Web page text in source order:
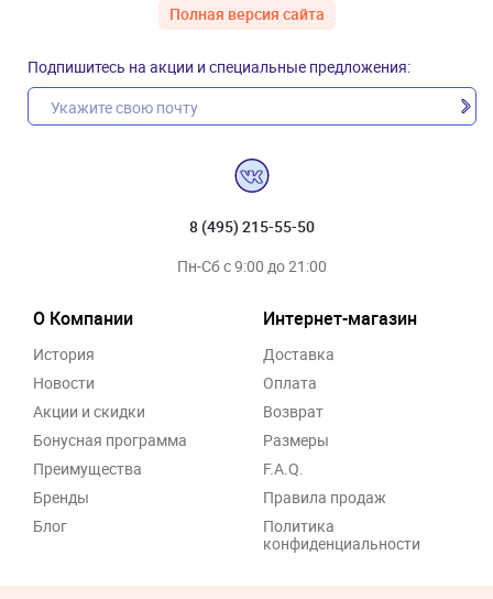
Полная версия сайта
Подпишитесь на акции и специальные предложения:
8 (495) 215-55-50
Пн-Сб с 9:00 до 21:00
О Компании
История
Новости
Акции и скидки
Бонусная программа
Преимущества
Бренды
Блог
Интернет-магазин
Доставка
Оплата
Возврат
Размеры
F.A.Q.
Правила продаж
Политика
конфиденциальности